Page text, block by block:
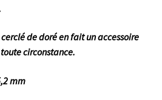
de doré en fait un accessoire
circonstance.
mm